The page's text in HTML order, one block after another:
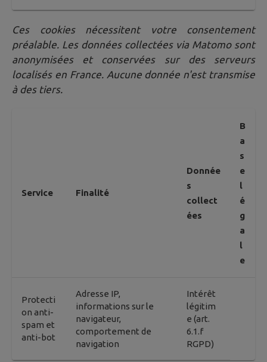
Ces cookies nécessitent votre consentement
préalable. Les données collectées via Matomo sont
anonymisées et conservées sur des serveurs
localisés en France. Aucune donnée n'est transmise
à des tiers.
Service Finalité
Donnée
s
collect
ées
B
a
s
e
l
é
g
a
l
e
Protecti
on anti-
spam et
anti-bot
Adresse IP,
informations sur le
navigateur,
comportement de
navigation
Intérêt
légitim
e (art.
6.1.f
RGPD)